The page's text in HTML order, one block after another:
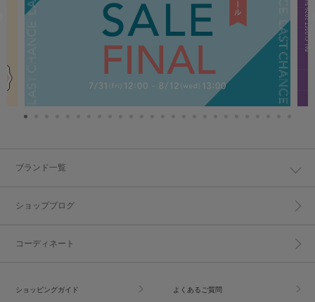
ブランド一覧
ショップブログ
コーディネート
ショッピングガイド よくあるご質問